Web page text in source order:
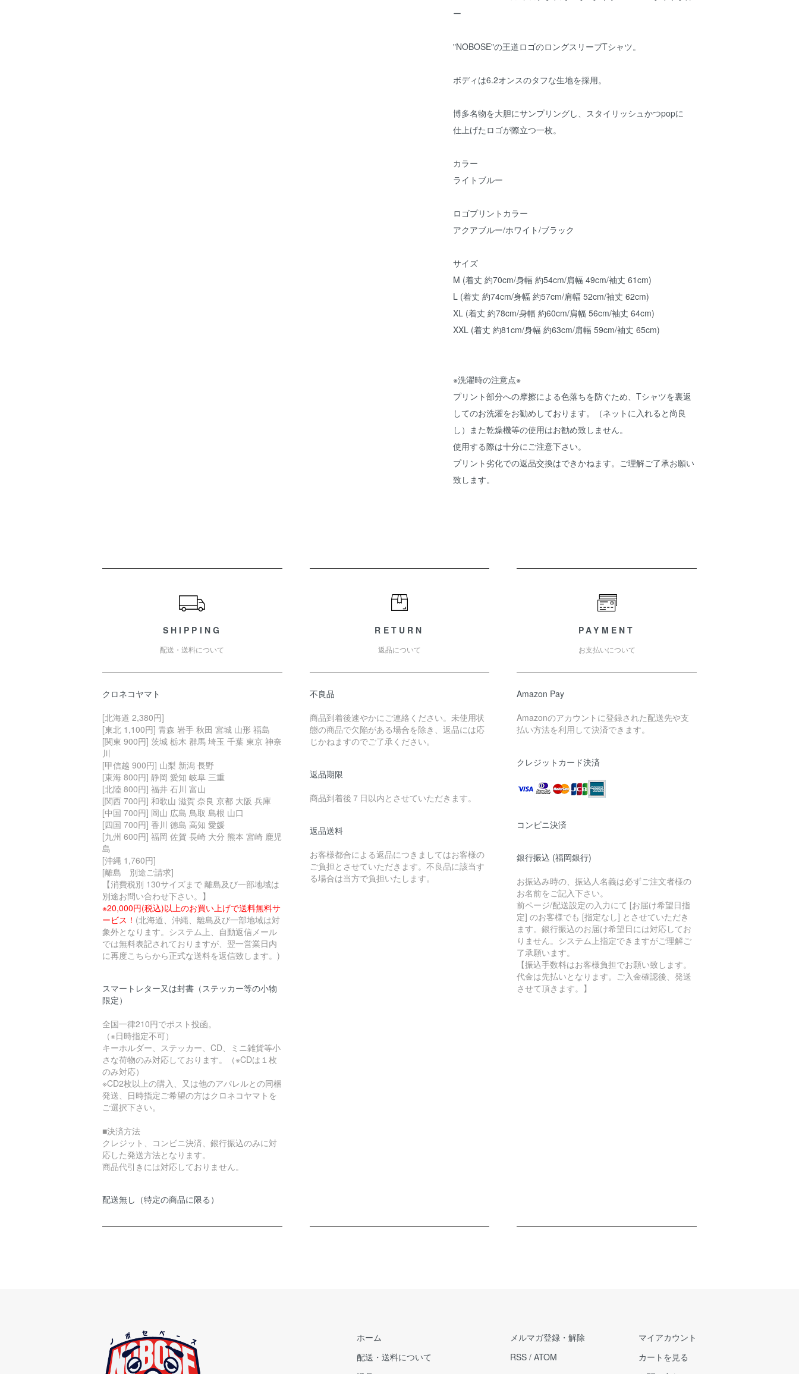
ー
"NOBOSE"の王道ロゴのロングスリーブTシャツ。
ボディは6.2オンスのタフな生地を採用。
博多名物を大胆にサンプリングし、スタイリッシュかつpopに
仕上げたロゴが際立つ一枚。
カラー
ライトブルー
ロゴプリントカラー
アクアブルー/ホワイト/ブラック
サイズ
M (着丈 約70cm/身幅 約54cm/肩幅 49cm/袖丈 61cm)
L (着丈 約74cm/身幅 約57cm/肩幅 52cm/袖丈 62cm)
XL (着丈 約78cm/身幅 約60cm/肩幅 56cm/袖丈 64cm)
XXL (着丈 約81cm/身幅 約63cm/肩幅 59cm/袖丈 65cm)
※洗濯時の注意点※
プリント部分への摩擦による色落ちを防ぐため、Tシャツを裏返
してのお洗濯をお勧めしております。（ネットに入れると尚良
し）また乾燥機等の使用はお勧め致しません。
使用する際は十分にご注意下さい。
プリント劣化での返品交換はできかねます。ご理解ご了承お願い
致します。
SHIPPING
配送・送料について
クロネコヤマト
[北海道 2,380円]
[東北 1,100円] 青森 岩手 秋田 宮城 山形 福島
[関東 900円] 茨城 栃木 群馬 埼玉 千葉 東京 神奈
川
[甲信越 900円] 山梨 新潟 長野
[東海 800円] 静岡 愛知 岐阜 三重
[北陸 800円] 福井 石川 富山
[関西 700円] 和歌山 滋賀 奈良 京都 大阪 兵庫
[中国 700円] 岡山 広島 鳥取 島根 山口
[四国 700円] 香川 徳島 高知 愛媛
[九州 600円] 福岡 佐賀 長崎 大分 熊本 宮崎 鹿児
島
[沖縄 1,760円]
[離島 別途ご請求]
【消費税別 130サイズまで 離島及び一部地域は
別途お問い合わせ下さい。】
※20,000円(税込)以上のお買い上げで送料無料サ
ービス！ (北海道、沖縄、離島及び一部地域は対
象外となります。システム上、自動返信メール
では無料表記されておりますが、翌一営業日内
に再度こちらから正式な送料を返信致します。)
スマートレター又は封書（ステッカー等の小物
限定）
全国一律210円でポスト投函。
（※日時指定不可）
キーホルダー、ステッカー、CD、ミニ雑貨等小
さな荷物のみ対応しております。（※CDは１枚
のみ対応）
※CD2枚以上の購入、又は他のアパレルとの同梱
発送、日時指定ご希望の方はクロネコヤマトを
ご選択下さい。
■決済方法
クレジット、コンビニ決済、銀行振込のみに対
応した発送方法となります。
商品代引きには対応しておりません。
配送無し（特定の商品に限る）
RETURN
返品について
不良品
商品到着後速やかにご連絡ください。未使用状
態の商品で欠陥がある場合を除き、返品には応
じかねますのでご了承ください。
返品期限
商品到着後７日以内とさせていただきます。
返品送料
お客様都合による返品につきましてはお客様の
ご負担とさせていただきます。不良品に該当す
る場合は当方で負担いたします。
PAYMENT
お支払いについて
Amazon Pay
Amazonのアカウントに登録された配送先や支
払い方法を利用して決済できます。
クレジットカード決済
コンビニ決済
銀行振込 (福岡銀行)
お振込み時の、振込人名義は必ずご注文者様の
お名前をご記入下さい。
前ページ/配送設定の入力にて [お届け希望日指
定] のお客様でも [指定なし] とさせていただき
ます。銀行振込のお届け希望日には対応してお
りません。システム上指定できますがご理解ご
了承願います。
【振込手数料はお客様負担でお願い致します。
代金は先払いとなります。ご入金確認後、発送
させて頂きます。】
ホーム
配送・送料について
メルマガ登録・解除
RSS / ATOM
マイアカウント
カートを見る